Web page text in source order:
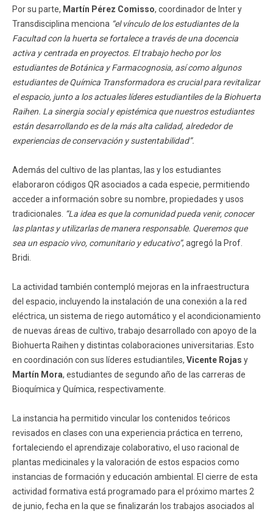
Por su parte, Martín Pérez Comisso, coordinador de Inter y
Transdisciplina menciona “el vínculo de los estudiantes de la
Facultad con la huerta se fortalece a través de una docencia
activa y centrada en proyectos. El trabajo hecho por los
estudiantes de Botánica y Farmacognosia, así como algunos
estudiantes de Química Transformadora es crucial para revitalizar
el espacio, junto a los actuales líderes estudiantiles de la Biohuerta
Raihen. La sinergia social y epistémica que nuestros estudiantes
están desarrollando es de la más alta calidad, alrededor de
experiencias de conservación y sustentabilidad”.
Además del cultivo de las plantas, las y los estudiantes
elaboraron códigos QR asociados a cada especie, permitiendo
acceder a información sobre su nombre, propiedades y usos
tradicionales. “La idea es que la comunidad pueda venir, conocer
las plantas y utilizarlas de manera responsable. Queremos que
sea un espacio vivo, comunitario y educativo”, agregó la Prof.
Bridi.
La actividad también contempló mejoras en la infraestructura
del espacio, incluyendo la instalación de una conexión a la red
eléctrica, un sistema de riego automático y el acondicionamiento
de nuevas áreas de cultivo, trabajo desarrollado con apoyo de la
Biohuerta Raihen y distintas colaboraciones universitarias. Esto
en coordinación con sus líderes estudiantiles, Vicente Rojas y
Martín Mora, estudiantes de segundo año de las carreras de
Bioquímica y Química, respectivamente.
La instancia ha permitido vincular los contenidos teóricos
revisados en clases con una experiencia práctica en terreno,
fortaleciendo el aprendizaje colaborativo, el uso racional de
plantas medicinales y la valoración de estos espacios como
instancias de formación y educación ambiental. El cierre de esta
actividad formativa está programado para el próximo martes 2
de junio, fecha en la que se finalizarán los trabajos asociados al